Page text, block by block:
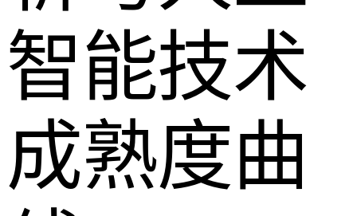
智能技术
成熟度曲